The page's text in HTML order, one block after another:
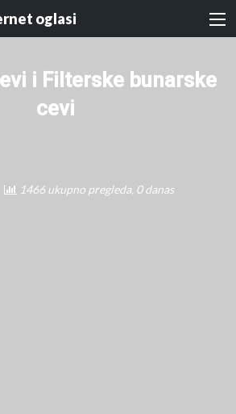
oglasi
i Filterske bunarske
cevi
1466 ukupno pregleda, 0 danas